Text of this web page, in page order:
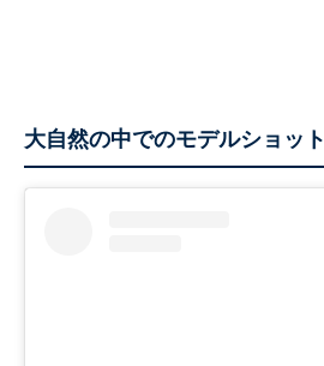
大自然の中でのモデルショット